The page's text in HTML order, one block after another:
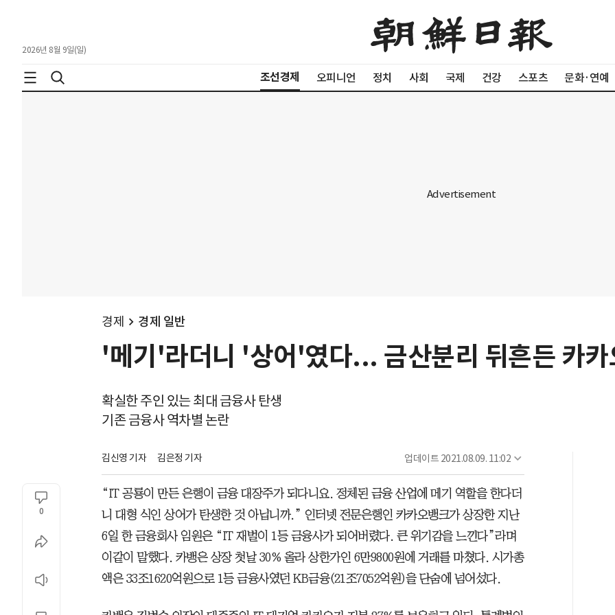
2026년 8월 9일(일)
조선경제 오피니언 정치 사회 국제 건강 스포츠 문화·연예
경제 경제 일반
'메기'라더니 '상어'였다... 금산분리 뒤흔든 카카
확실한 주인 있는 최대 금융사 탄생
기존 금융사 역차별 논란
김신영 기자 김은정 기자 업데이트 2021.08.09. 11:02
0
“IT 공룡이 만든 은행이 금융 대장주가 되다니요. 정체된 금융 산업에 메기 역할을 한다더
니 대형 식인 상어가 탄생한 것 아닙니까.” 인터넷 전문은행인 카카오뱅크가 상장한 지난
6일 한 금융회사 임원은 “IT 재벌이 1등 금융사가 되어버렸다. 큰 위기감을 느낀다”라며
이같이 말했다. 카뱅은 상장 첫날 30% 올라 상한가인 6만9800원에 거래를 마쳤다. 시가총
액은 33조1620억원으로 1등 금융사였던 KB금융(21조7052억원)을 단숨에 넘어섰다.